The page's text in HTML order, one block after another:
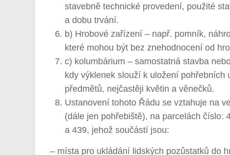
stavebně technické provedení, použité
a dobu trvání.
b) Hrobové zařízení – např. pomník,
které mohou být bez znehodnocení od
c) kolumbárium – samostatná stavba
kdy výklenek slouží k uložení
předmětů, nejčastěji květin a věnečků.
Ustanovení tohoto Řádu se vztahuje na
(dále jen pohřebiště), na parcelách číslo:
a 439, jehož součástí jsou:
– místa pro ukládání lidských pozůstatků do